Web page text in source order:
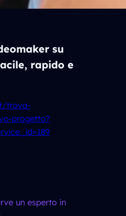
su
rapido e
trova-
progetto?
un esperto in